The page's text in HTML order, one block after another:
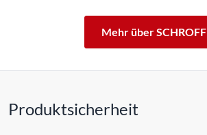
Mehr über SCHROFF
Produktsicherheit